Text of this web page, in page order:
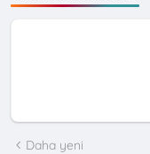
Daha yeni